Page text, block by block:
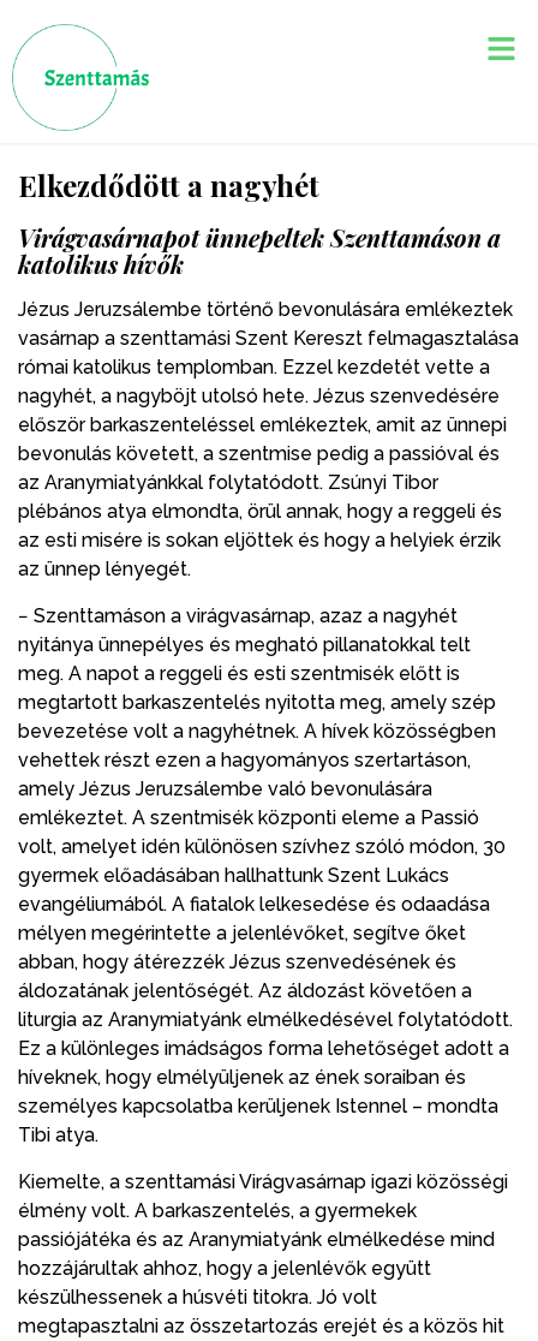
Elkezdődött a nagyhét
Virágvasárnapot ünnepeltek Szenttamáson a
katolikus hívők
Jézus Jeruzsálembe történő bevonulására emlékeztek
vasárnap a szenttamási Szent Kereszt felmagasztalása
római katolikus templomban. Ezzel kezdetét vette a
nagyhét, a nagyböjt utolsó hete. Jézus szenvedésére
először barkaszenteléssel emlékeztek, amit az ünnepi
bevonulás követett, a szentmise pedig a passióval és
az Aranymiatyánkkal folytatódott. Zsúnyi Tibor
plébános atya elmondta, örül annak, hogy a reggeli és
az esti misére is sokan eljöttek és hogy a helyiek érzik
az ünnep lényegét.
− Szenttamáson a virágvasárnap, azaz a nagyhét
nyitánya ünnepélyes és megható pillanatokkal telt
meg. A napot a reggeli és esti szentmisék előtt is
megtartott barkaszentelés nyitotta meg, amely szép
bevezetése volt a nagyhétnek. A hívek közösségben
vehettek részt ezen a hagyományos szertartáson,
amely Jézus Jeruzsálembe való bevonulására
emlékeztet. A szentmisék központi eleme a Passió
volt, amelyet idén különösen szívhez szóló módon, 30
gyermek előadásában hallhattunk Szent Lukács
evangéliumából. A fiatalok lelkesedése és odaadása
mélyen megérintette a jelenlévőket, segítve őket
abban, hogy átérezzék Jézus szenvedésének és
áldozatának jelentőségét. Az áldozást követően a
liturgia az Aranymiatyánk elmélkedésével folytatódott.
Ez a különleges imádságos forma lehetőséget adott a
híveknek, hogy elmélyüljenek az ének soraiban és
személyes kapcsolatba kerüljenek Istennel – mondta
Tibi atya.
Kiemelte, a szenttamási Virágvasárnap igazi közösségi
élmény volt. A barkaszentelés, a gyermekek
passiójátéka és az Aranymiatyánk elmélkedése mind
hozzájárultak ahhoz, hogy a jelenlévők együtt
készülhessenek a húsvéti titokra. Jó volt
megtapasztalni az összetartozás erejét és a közös hit